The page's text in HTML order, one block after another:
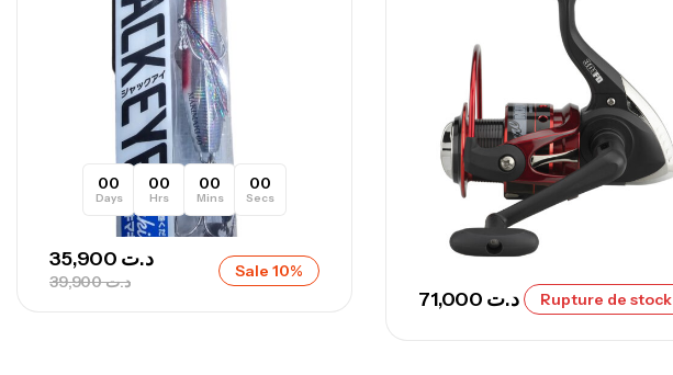
00
Days
00
Hrs
00
Mins
00
Secs
د.ت39,900
د.ت Sale 10%
د.ت Rupture de stock